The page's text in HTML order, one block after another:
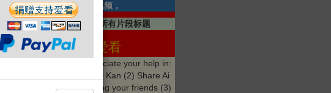
吳子嘉
共有6段视频，
点击显示所有片段标题
分享 爱看
We appreciate your help in:
(1) Like Ai Kan (2) Share Ai
Kan among your friends (3)